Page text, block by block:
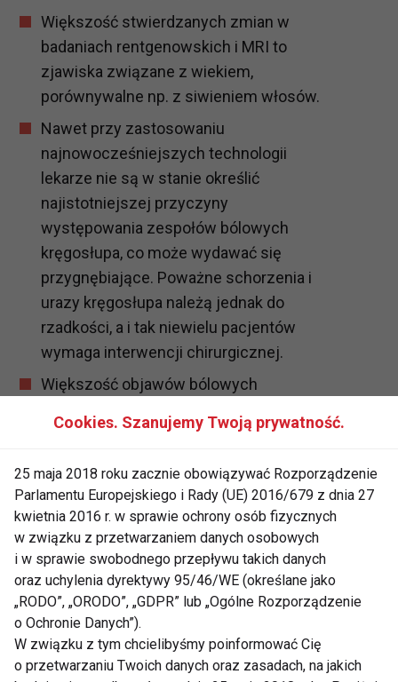
Większość stwierdzanych zmian w
badaniach rentgenowskich i MRI to
zjawiska związane z wiekiem,
porównywalne np. z siwieniem włosów.
Nawet przy zastosowaniu
najnowocześniejszych technologii
lekarze nie są w stanie określić
najistotniejszej przyczyny
występowania zespołów bólowych
kręgosłupa, co może wydawać się
przygnębiające. Poważne schorzenia i
urazy kręgosłupa należą jednak do
rzadkości, a i tak niewielu pacjentów
wymaga interwencji chirurgicznej.
Większość objawów bólowych
mięśni, więzadeł i ścięgien kręgosłupa.
szczególnie podczas podnoszenia
znacznych ciężarów lub pracy w
sytuacjach stresowych. Można uznać,
że ból kręgosłupa to oznaka zaburzenia
jego funkcji, a celem jest jej odbudowa i
powrót do prawidłowego stanu.
Stres emocjonalny może zwiększyć
natężenie odczuwanego bólu. Napięcie
Cookies. Szanujemy Twoją prywatność.
25 maja 2018 roku zacznie obowiązywać Rozporządzenie
Parlamentu Europejskiego i Rady (UE) 2016/679 z dnia 27
kwietnia 2016 r. w sprawie ochrony osób fizycznych
w związku z przetwarzaniem danych osobowych
i w sprawie swobodnego przepływu takich danych
oraz uchylenia dyrektywy 95/46/WE (określane jako
„RODO”, „ORODO”, „GDPR” lub „Ogólne Rozporządzenie
o Ochronie Danych”).
W związku z tym chcielibyśmy poinformować Cię
o przetwarzaniu Twoich danych oraz zasadach, na jakich